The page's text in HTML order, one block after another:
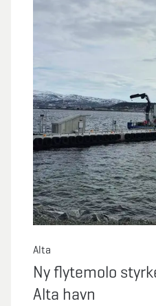
Alta
Ny flytemolo
Alta havn